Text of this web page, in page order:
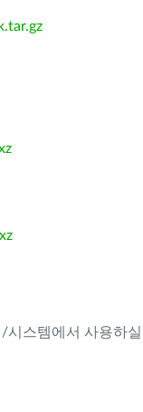
시스템에서 사용하